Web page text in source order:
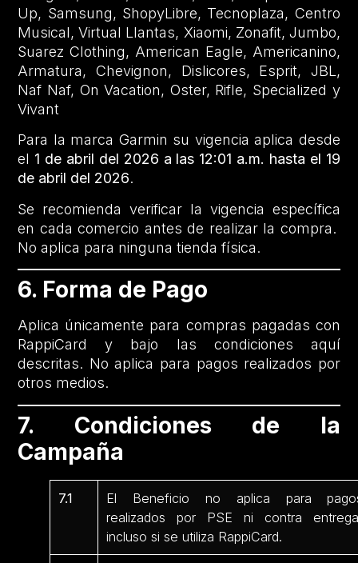
Up, Samsung, ShopyLibre, Tecnoplaza, Centro
Musical, Virtual Llantas, Xiaomi, Zonafit, Jumbo,
Suarez Clothing, American Eagle, Americanino,
Armatura, Chevignon, Dislicores, Esprit, JBL,
Naf Naf, On Vacation, Oster, Rifle, Specialized y
Vivant
Para la marca Garmin su vigencia aplica desde
el 1 de abril del 2026 a las 12:01 a.m. hasta el 19
de abril del 2026.
Se recomienda verificar la vigencia específica
en cada comercio antes de realizar la compra.
No aplica para ninguna tienda física.
6. Forma de Pago
Aplica únicamente para compras pagadas con
RappiCard y bajo las condiciones aquí
descritas. No aplica para pagos realizados por
otros medios.
7. Condiciones de la
Campaña
7.1
El Beneficio no aplica para
realizados por PSE ni contra
incluso si se utiliza RappiCard.